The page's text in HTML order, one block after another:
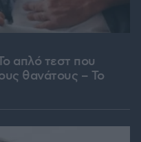
απλό τεστ που
θανάτους – Το